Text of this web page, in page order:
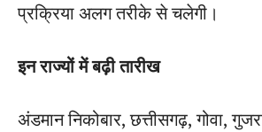
प्रक्रिया अलग तरीके से चलेगी।
इन राज्यों में बढ़ी तारीख
अंडमान निकोबार, छत्तीसगढ़, गोवा,